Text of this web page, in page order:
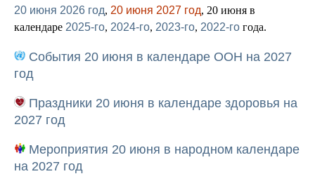
20 июня 2026 год, 20 июня 2027 год, 20 июня в
календаре 2025-го, 2024-го, 2023-го, 2022-го года.
События 20 июня в календаре ООН на 2027
год
Праздники 20 июня в календаре здоровья на
2027 год
Мероприятия 20 июня в народном календаре
на 2027 год